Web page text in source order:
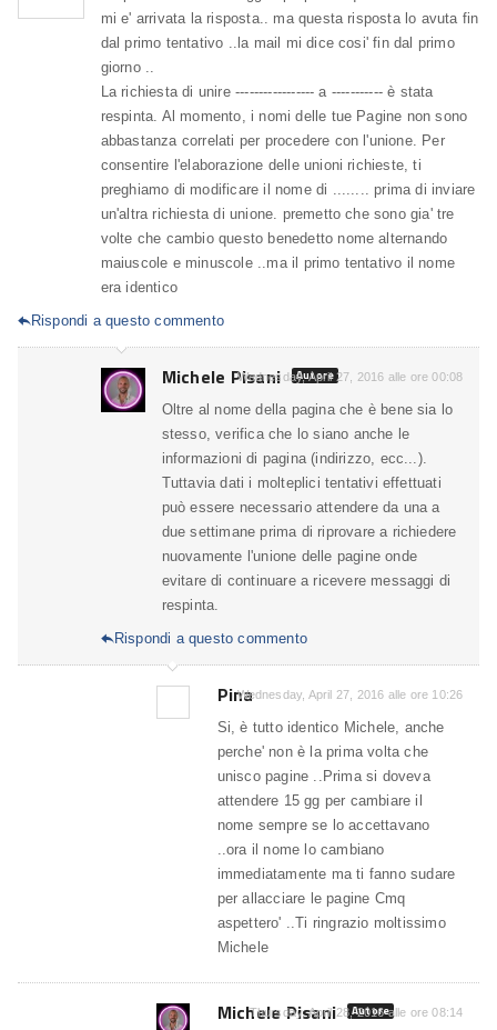
mi e' arrivata la risposta.. ma questa risposta lo avuta fin
dal primo tentativo ..la mail mi dice cosi' fin dal primo
giorno ..
La richiesta di unire ----------------- a ----------- è stata
respinta. Al momento, i nomi delle tue Pagine non sono
abbastanza correlati per procedere con l'unione. Per
consentire l'elaborazione delle unioni richieste, ti
preghiamo di modificare il nome di ........ prima di inviare
un'altra richiesta di unione. premetto che sono gia' tre
volte che cambio questo benedetto nome alternando
maiuscole e minuscole ..ma il primo tentativo il nome
era identico
Rispondi a questo commento
Michele Pisani Autore
Wednesday, April 27, 2016 alle ore 00:08
Oltre al nome della pagina che è bene sia lo
stesso, verifica che lo siano anche le
informazioni di pagina (indirizzo, ecc...).
Tuttavia dati i molteplici tentativi effettuati
può essere necessario attendere da una a
due settimane prima di riprovare a richiedere
nuovamente l'unione delle pagine onde
evitare di continuare a ricevere messaggi di
respinta.
Rispondi a questo commento
PinaWednesday, April 27, 2016 alle ore 10:26
Si, è tutto identico Michele, anche
perche' non è la prima volta che
unisco pagine ..Prima si doveva
attendere 15 gg per cambiare il
nome sempre se lo accettavano
..ora il nome lo cambiano
immediatamente ma ti fanno sudare
per allacciare le pagine Cmq
aspettero' ..Ti ringrazio moltissimo
Michele
Michele Pisani Autore
Thursday, April 28, 2016 alle ore 08:14